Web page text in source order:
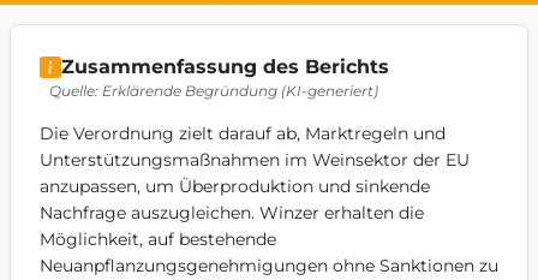
Get Involved
Become a member:Join us to advance digital democracy
Volunteer:Contribute your skills in technology, design,
Zusammenfassung des Berichts
Quelle: Erklärende Begründung (KI-generiert)
Die Verordnung zielt darauf ab, Marktregeln und
Unterstützungsmaßnahmen im Weinsektor der EU
anzupassen, um Überproduktion und sinkende
Nachfrage auszugleichen. Winzer erhalten die
Möglichkeit, auf bestehende
Neuanpflanzungsgenehmigungen ohne Sanktionen zu